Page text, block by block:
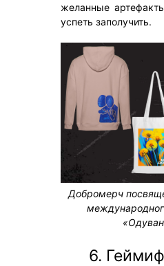
желанные
успеть заполучить.
Добромерч
6.